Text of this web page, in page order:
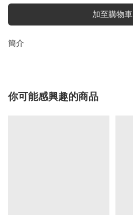
加至購物車
簡介
你可能感興趣的商品